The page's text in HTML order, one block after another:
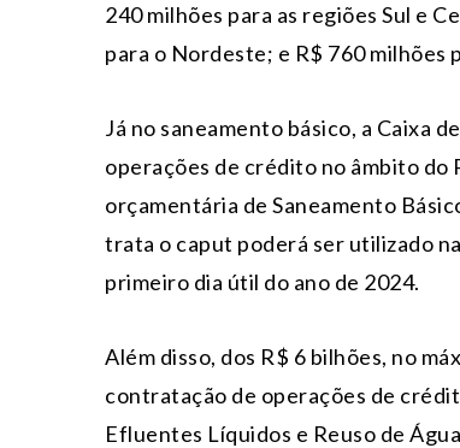
240 milhões para as regiões Sul e
para o Nordeste; e R$ 760 milhões
Já no saneamento básico, a Caixa
operações de crédito no âmbito do
orçamentária de Saneamento
trata o caput poderá ser utilizado
primeiro dia útil do ano de 2024.
Além disso, dos R$ 6 bilhões, no
contratação de operações de
Efluentes Líquidos e Reuso de